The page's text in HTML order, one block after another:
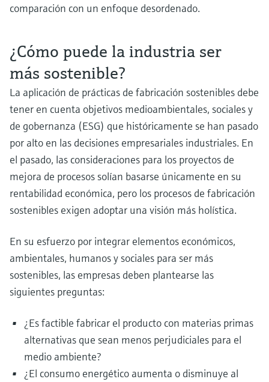
comparación con un enfoque desordenado.
¿Cómo puede la industria ser
más sostenible?
La aplicación de prácticas de fabricación sostenibles debe
tener en cuenta objetivos medioambientales, sociales y
de gobernanza (ESG) que históricamente se han pasado
por alto en las decisiones empresariales industriales. En
el pasado, las consideraciones para los proyectos de
mejora de procesos solían basarse únicamente en su
rentabilidad económica, pero los procesos de fabricación
sostenibles exigen adoptar una visión más holística.
En su esfuerzo por integrar elementos económicos,
ambientales, humanos y sociales para ser más
sostenibles, las empresas deben plantearse las
siguientes preguntas:
¿Es factible fabricar el producto con materias primas
alternativas que sean menos perjudiciales para el
medio ambiente?
¿El consumo energético aumenta o disminuye al